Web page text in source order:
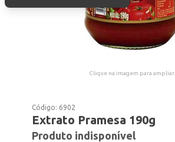
Clique na imagem para ampliar.
Código: 6902
Extrato Pramesa 190g
Produto indisponível